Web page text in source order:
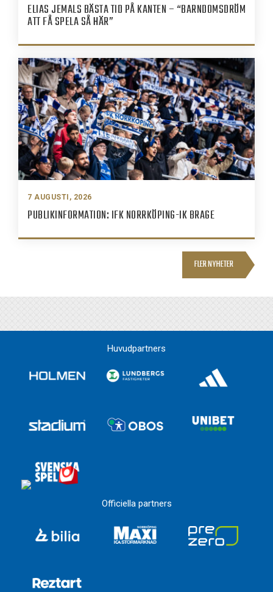
ELIAS JEMALS BÄSTA TID PÅ KANTEN – “BARNDOMSDRÖM
ATT FÅ SPELA SÅ HÄR”
7 AUGUSTI, 2026
PUBLIKINFORMATION: IFK NORRKÖPING-IK BRAGE
FLER NYHETER
Huvudpartners
Officiella partners